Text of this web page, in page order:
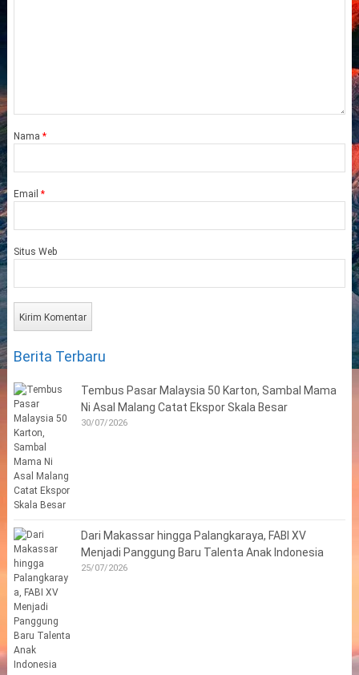
Nama *
Email *
Situs Web
Berita Terbaru
Tembus Pasar Malaysia 50 Karton, Sambal Mama
Ni Asal Malang Catat Ekspor Skala Besar
30/07/2026
Dari Makassar hingga Palangkaraya, FABI XV
Menjadi Panggung Baru Talenta Anak Indonesia
25/07/2026